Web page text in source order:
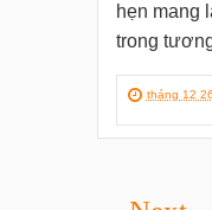
hẹn mang
trong
tháng 12